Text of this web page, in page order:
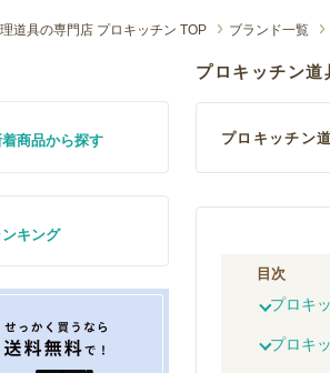
道具の専門店 プロキッチン TOP ブランド一覧
プロキッチン道
プロキッチン
目次
プロキ
プロキ
商品から探す
ンキング